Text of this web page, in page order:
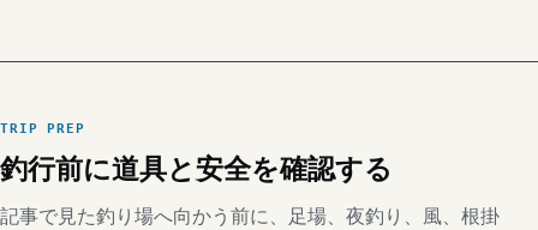
TRIP PREP
釣行前に道具と安全を確認する
記事で見た釣り場へ向かう前に、足場、夜釣り、風、根掛